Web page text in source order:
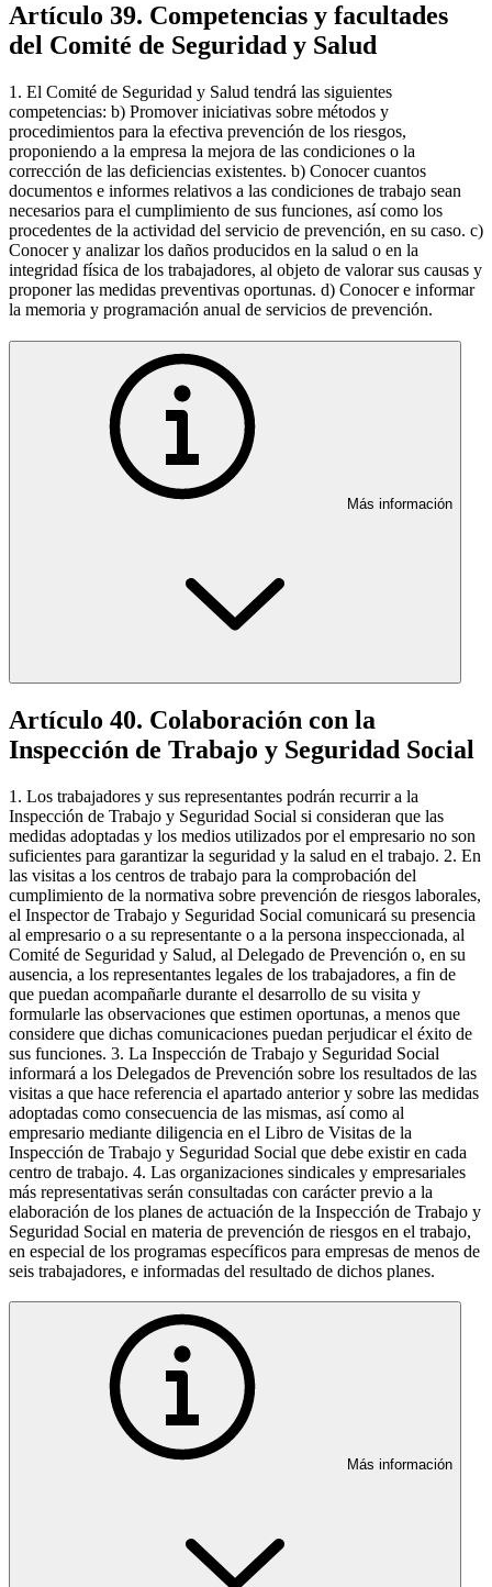
Artículo 39. Competencias y facultades
del Comité de Seguridad y Salud
1. El Comité de Seguridad y Salud tendrá las siguientes
competencias: b) Promover iniciativas sobre métodos y
procedimientos para la efectiva prevención de los riesgos,
proponiendo a la empresa la mejora de las condiciones o la
corrección de las deficiencias existentes. b) Conocer cuantos
documentos e informes relativos a las condiciones de trabajo sean
necesarios para el cumplimiento de sus funciones, así como los
procedentes de la actividad del servicio de prevención, en su caso. c)
Conocer y analizar los daños producidos en la salud o en la
integridad física de los trabajadores, al objeto de valorar sus causas y
proponer las medidas preventivas oportunas. d) Conocer e informar
la memoria y programación anual de servicios de prevención.
Más información
Artículo 40. Colaboración con la
Inspección de Trabajo y Seguridad Social
1. Los trabajadores y sus representantes podrán recurrir a la
Inspección de Trabajo y Seguridad Social si consideran que las
medidas adoptadas y los medios utilizados por el empresario no son
suficientes para garantizar la seguridad y la salud en el trabajo. 2. En
las visitas a los centros de trabajo para la comprobación del
cumplimiento de la normativa sobre prevención de riesgos laborales,
el Inspector de Trabajo y Seguridad Social comunicará su presencia
al empresario o a su representante o a la persona inspeccionada, al
Comité de Seguridad y Salud, al Delegado de Prevención o, en su
ausencia, a los representantes legales de los trabajadores, a fin de
que puedan acompañarle durante el desarrollo de su visita y
formularle las observaciones que estimen oportunas, a menos que
considere que dichas comunicaciones puedan perjudicar el éxito de
sus funciones. 3. La Inspección de Trabajo y Seguridad Social
informará a los Delegados de Prevención sobre los resultados de las
visitas a que hace referencia el apartado anterior y sobre las medidas
adoptadas como consecuencia de las mismas, así como al
empresario mediante diligencia en el Libro de Visitas de la
Inspección de Trabajo y Seguridad Social que debe existir en cada
centro de trabajo. 4. Las organizaciones sindicales y empresariales
más representativas serán consultadas con carácter previo a la
elaboración de los planes de actuación de la Inspección de Trabajo y
Seguridad Social en materia de prevención de riesgos en el trabajo,
en especial de los programas específicos para empresas de menos de
seis trabajadores, e informadas del resultado de dichos planes.
Más información